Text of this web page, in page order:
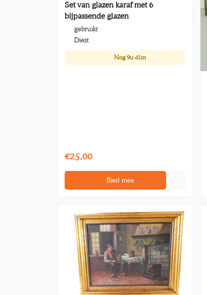
Set van glazen karaf met 6
bijpassende glazen
gebruikt
Diest
Nog9u 41m
€25,00
Bied mee